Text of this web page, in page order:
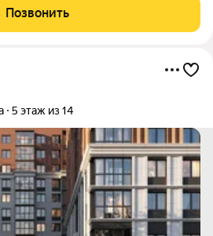
видеонаблюдения и контроль
уделено оформлению
Позвонить
5 этаж из 14